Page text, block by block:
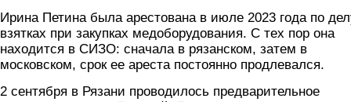
Ирина Петина была арестована в июле 2023 года по
взятках при закупках медоборудования. С тех пор она
находится в СИЗО: сначала в рязанском, затем в
московском, срок ее ареста постоянно продлевался.
2 сентября в Рязани проводилось предварительное